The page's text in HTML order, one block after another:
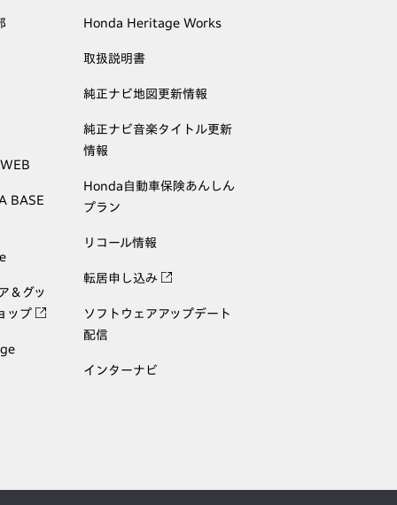
BASE
＆グッ
ップ
Honda Heritage Works
取扱説明書
純正ナビ地図更新情報
純正ナビ音楽タイトル更新
情報
Honda自動車保険あんしん
プラン
リコール情報
転居申し込み
ソフトウェアアップデート
配信
インターナビ